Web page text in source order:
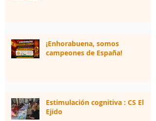
¡Enhorabuena, somos
campeones de España!
Estimulación cognitiva : CS El
Ejido